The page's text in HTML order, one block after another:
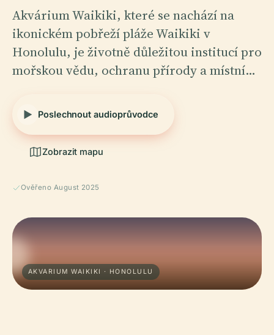
Akvárium Waikiki, které se nachází na
ikonickém pobřeží pláže Waikiki v
Honolulu, je životně důležitou institucí pro
mořskou vědu, ochranu přírody a místní…
Poslechnout audioprůvodce
Zobrazit mapu
Ověřeno August 2025
AKVARIUM WAIKIKI · HONOLULU